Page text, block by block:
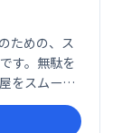
ための、ス
す。無駄を
をスムーズ
理想の住ま